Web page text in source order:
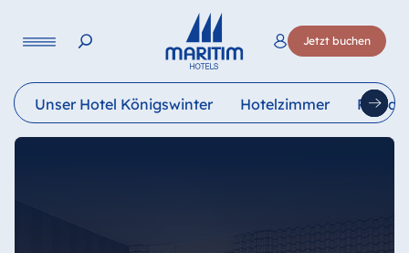
Jetzt buchen
Unser Hotel Königswinter Hotelzimmer